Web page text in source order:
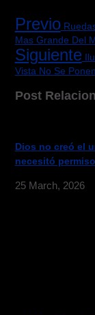
Previo
Mas Grande Del
Siguiente
Vista No Se
Post
Dios no creó el
necesitó
25 March, 2026